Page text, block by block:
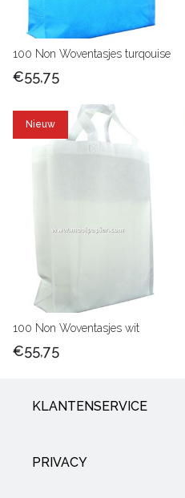
100 Non Woventasjes turqouise
€55,75
Nieuw
100 Non Woventasjes wit
€55,75
KLANTENSERVICE
PRIVACY